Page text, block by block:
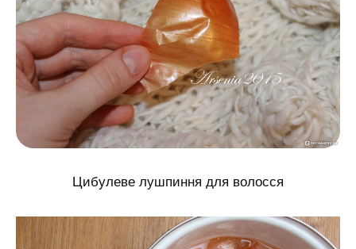
Цибулеве лушпиння для волосся